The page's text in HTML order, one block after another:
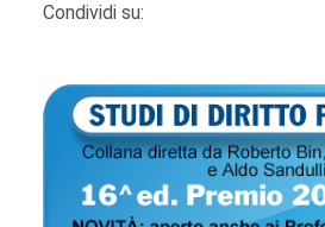
Condividi su: